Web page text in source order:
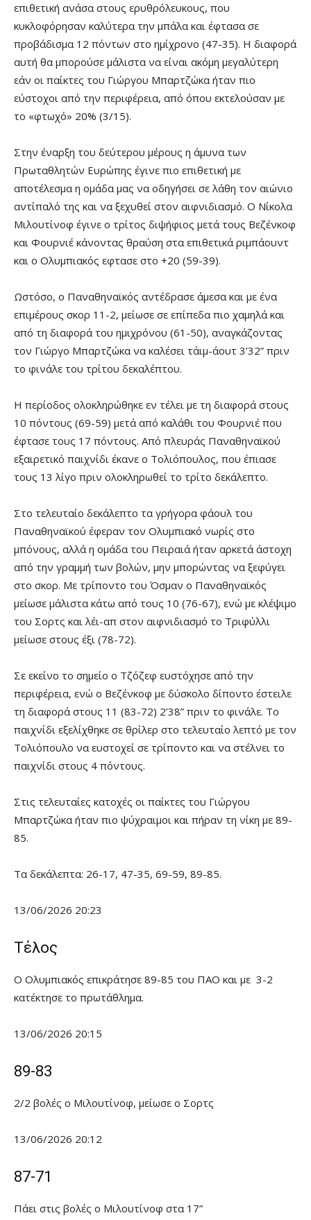
επιθετική ανάσα στους ερυθρόλευκους, που
κυκλοφόρησαν καλύτερα την μπάλα και έφτασα σε
προβάδισμα 12 πόντων στο ημίχρονο (47-35). Η διαφορά
αυτή θα μπορούσε μάλιστα να είναι ακόμη μεγαλύτερη
εάν οι παίκτες του Γιώργου Μπαρτζώκα ήταν πιο
εύστοχοι από την περιφέρεια, από όπου εκτελούσαν με
το «φτωχό» 20% (3/15).
Στην έναρξη του δεύτερου μέρους η άμυνα των
Πρωταθλητών Ευρώπης έγινε πιο επιθετική με
αποτέλεσμα η ομάδα μας να οδηγήσει σε λάθη τον αιώνιο
αντίπαλό της και να ξεχυθεί στον αιφνιδιασμό. Ο Νίκολα
Μιλουτίνοφ έγινε ο τρίτος διψήφιος μετά τους Βεζένκοφ
και Φουρνιέ κάνοντας θραύση στα επιθετικά ριμπάουντ
και ο Ολυμπιακός εφτασε στο +20 (59-39).
Ωστόσο, ο Παναθηναϊκός αντέδρασε άμεσα και με ένα
επιμέρους σκορ 11-2, μείωσε σε επίπεδα πιο χαμηλά και
από τη διαφορά του ημιχρόνου (61-50), αναγκάζοντας
τον Γιώργο Μπαρτζώκα να καλέσει τάιμ-άουτ 3’32” πριν
το φινάλε του τρίτου δεκαλέπτου.
Η περίοδος ολοκληρώθηκε εν τέλει με τη διαφορά στους
10 πόντους (69-59) μετά από καλάθι του Φουρνιέ που
έφτασε τους 17 πόντους. Από πλευράς Παναθηναϊκού
εξαιρετικό παιχνίδι έκανε ο Τολιόπουλος, που έπιασε
τους 13 λίγο πριν ολοκληρωθεί το τρίτο δεκάλεπτο.
Στο τελευταίο δεκάλεπτο τα γρήγορα φάουλ του
Παναθηναϊκού έφεραν τον Ολυμπιακό νωρίς στο
μπόνους, αλλά η ομάδα του Πειραιά ήταν αρκετά άστοχη
από την γραμμή των βολών, μην μπορώντας να ξεφύγει
στο σκορ. Με τρίποντο του Όσμαν ο Παναθηναϊκός
μείωσε μάλιστα κάτω από τους 10 (76-67), ενώ με κλέψιμο
του Σορτς και λέι-απ στον αιφνιδιασμό το Τριφύλλι
μείωσε στους έξι (78-72).
Σε εκείνο το σημείο ο Τζόζεφ ευστόχησε από την
περιφέρεια, ενώ ο Βεζένκοφ με δύσκολο δίποντο έστειλε
τη διαφορά στους 11 (83-72) 2’38” πριν το φινάλε. Το
παιχνίδι εξελίχθηκε σε θρίλερ στο τελευταίο λεπτό με τον
Τολιόπουλο να ευστοχεί σε τρίποντο και να στέλνει το
παιχνίδι στους 4 πόντους.
Στις τελευταίες κατοχές οι παίκτες του Γιώργου
Μπαρτζώκα ήταν πιο ψύχραιμοι και πήραν τη νίκη με 89-
85.
Τα δεκάλεπτα: 26-17, 47-35, 69-59, 89-85.
13/06/2026 20:23
Τέλος
Ο Ολυμπιακός επικράτησε 89-85 του ΠΑΟ και με 3-2
κατέκτησε το πρωτάθλημα.
13/06/2026 20:15
89-83
2/2 βολές ο Μιλουτίνοφ, μείωσε ο Σορτς
13/06/2026 20:12
87-71
Πάει στις βολές ο Μιλουτίνοφ στα 17”